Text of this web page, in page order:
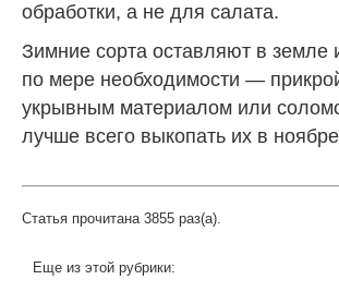
обработки, а не для салата.
Зимние сорта оставляют в земле
по мере необходимости —
укрывным материалом или
лучше всего выкопать их в
Статья прочитана 3855 раз(a).
Еще из этой рубрики: